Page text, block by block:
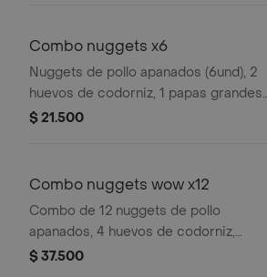
Combo nuggets x6
Nuggets de pollo apanados (6und), 2
huevos de codorniz, 1 papas grandes
(150gr), 1 mr tea 500ml a eleccion.
$ 21.500
Combo nuggets wow x12
Combo de 12 nuggets de pollo
apanados, 4 huevos de codorniz,
papas fritas grandes (160 g) y 2
$ 37.500